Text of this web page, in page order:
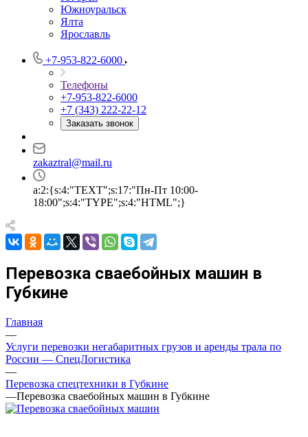
Южноуральск
Ялта
Ярославль
+7-953-822-6000
Телефоны
+7-953-822-6000
+7 (343) 222-22-12
Заказать звонок
zakaztral@mail.ru
a:2:{s:4:"TEXT";s:17:"Пн-Пт 10:00-
18:00";s:4:"TYPE";s:4:"HTML";}
Перевозка сваебойных машин в
Губкине
Главная
—
Услуги перевозки негабаритных грузов и аренды трала по
России — СпецЛогистика
—
Перевозка спецтехники в Губкине
—Перевозка сваебойных машин в Губкине